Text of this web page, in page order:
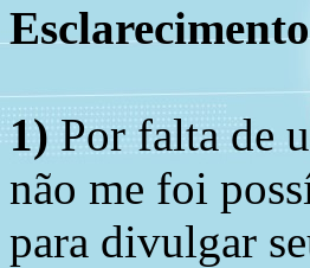
1) Por falta de
não me foi
para divulgar